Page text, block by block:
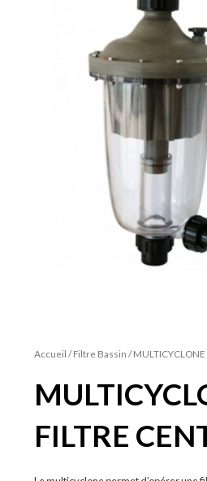
Accueil /Filtre Bassin / MULTICYCLONE
FILTRE